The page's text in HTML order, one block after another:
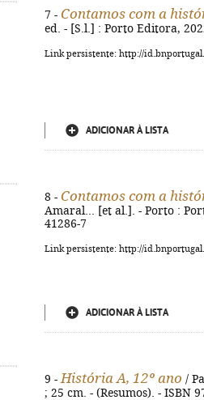
7 - Contamos com a
ed. - [S.l.] : Porto Editora,
Link persistente: http://
ADICIONAR À LISTA
8 - Contamos com a
Amaral... [et al.]. - Porto :
41286-7
Link persistente: http://
ADICIONAR À LISTA
9 - História A, 12º ano /
; 25 cm. - (Resumos). - ISBN